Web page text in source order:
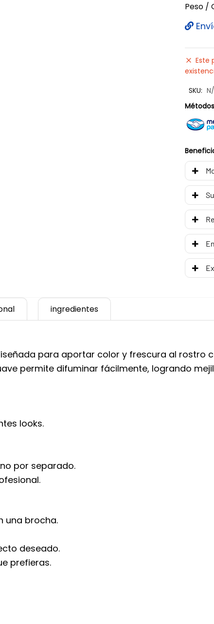
Peso /
Este
SKU:
ingredientes
para aportar color y frescura al rostro
permite difuminar fácilmente, logrando
looks.
por separado.
una brocha.
deseado.
prefieras.